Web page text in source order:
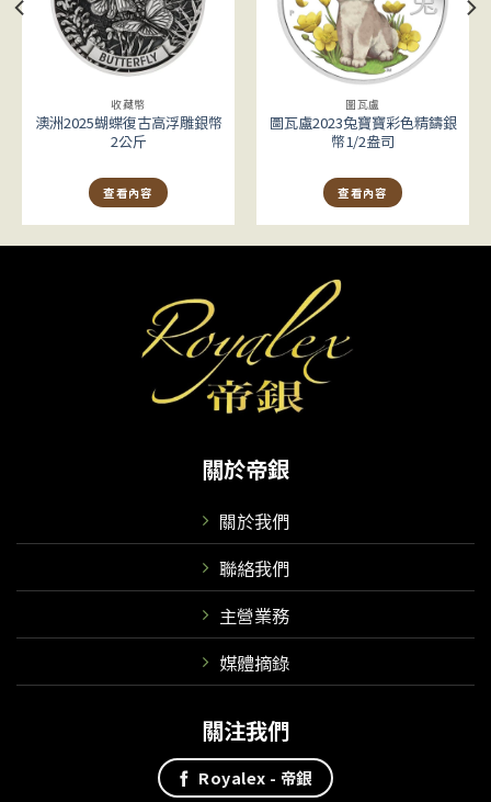
收藏幣
澳洲2025蝴蝶復古高浮雕銀幣
2公斤
查看內容
圖瓦盧
圖瓦盧2023兔寶寶彩色精鑄銀
幣1/2盎司
查看內容
關於帝銀
關於我們
聯絡我們
主營業務
媒體摘錄
關注我們
Royalex - 帝銀